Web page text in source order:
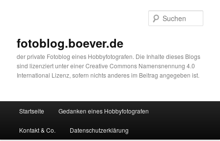
fotoblog.boever.de
der private Fotoblog eines Hobbyfotografen. Die Inhalte dieses Blogs
sind lizenziert unter einer Creative Commons Namensnennung 4.0
International Lizenz, sofern nichts anderes im Beitrag angegeben ist.
Startseite Gedanken eines Hobbyfotografen
Kontakt & Co. Datenschutzerklärung